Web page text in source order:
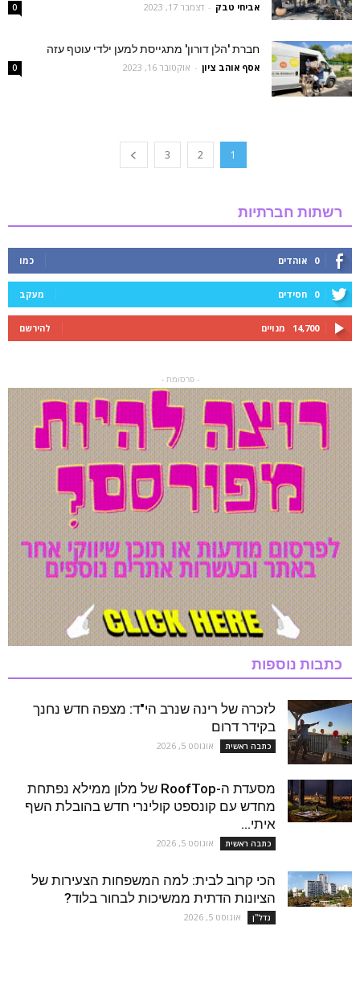
אביחי טבק - דצמבר 17, 2023 0
חברת 'הלן דורון' מתגייסת למען ילדי עוטף עזה
אסף אוהב ציון - אוקטובר 16, 2023 0
1
2
3
רשתות חברתיות
0 אוהדים כמו
0 חסידים מעקב
14,700 מנויים להירשם
- פרסומת -
כתבות נוספות
לזכרה של רינה שנרב הי"ד: מצפה חדש נחנך
בקידר דרום
כתבה ראשית אוגוסט 5, 2026
מסעדת ה-RoofTop של מלון ממילא נפתחת
מחדש עם קונספט קולינרי חדש בהובלת השף
איתי...
כתבה ראשית אוגוסט 5, 2026
הכי קרוב לבית: למה המשפחות הצעירות של
הציונות הדתית ממשיכות לבחור בלוד?
נדל''ן אוגוסט 5, 2026